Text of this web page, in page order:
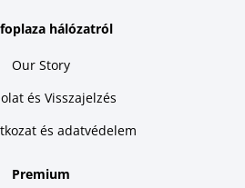
hálózatról
Our Story
és Visszajelzés
és adatvédelem
Premium